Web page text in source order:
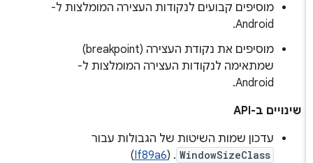
מוסיפים קבועים לנקודות העצירה המומלצות ל-
Android.
מוסיפים את נקודת העצירה (breakpoint)
שמתאימה לנקודות העצירה המומלצות ל-
Android.
שינויים ב-API
עדכון שמות השיטות של הגבולות עבור
WindowSizeClass
. (
If89a6
)